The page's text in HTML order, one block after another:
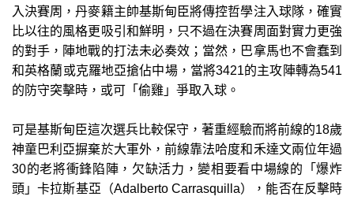
入決賽周，丹麥籍主帥基斯甸臣將傳控哲學注入球隊，確實
比以往的風格更吸引和鮮明，只不過在決賽周面對實力更強
的對手，陣地戰的打法未必奏效；當然，巴拿馬也不會蠢到
和英格蘭或克羅地亞搶佔中場，當將3421的主攻陣轉為541
的防守突擊時，或可「偷雞」爭取入球。
可是基斯甸臣這次選兵比較保守，著重經驗而將前線的18歲
神童巴利亞摒棄於大軍外，前線靠法哈度和禾達文兩位年過
30的老將衝鋒陷陣，欠缺活力，變相要看中場線的「爆炸
頭」卡拉斯基亞（Adalberto Carrasquilla），能否在反擊時